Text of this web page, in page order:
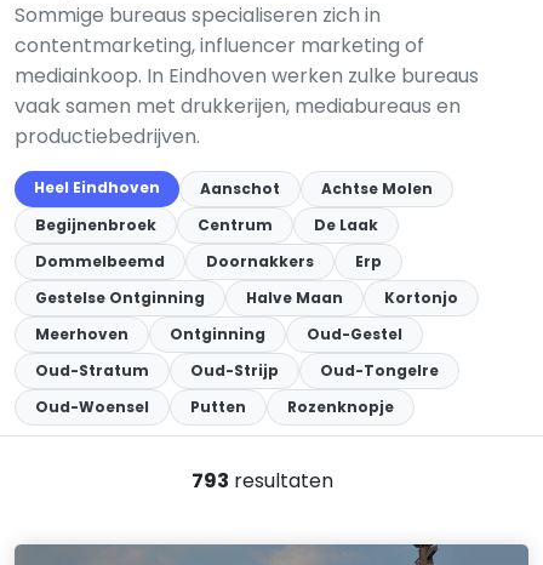
Sommige bureaus specialiseren zich in
contentmarketing, influencer marketing of
mediainkoop. In Eindhoven werken zulke bureaus
vaak samen met drukkerijen, mediabureaus en
productiebedrijven.
Heel Eindhoven Aanschot
Achtse Molen
Begijnenbroek
Centrum
De Laak
Dommelbeemd
Doornakkers
Erp
Gestelse Ontginning
Halve Maan
Kortonjo
Meerhoven
Ontginning
Oud-Gestel
Oud-Stratum
Oud-Strijp
Oud-Tongelre
Oud-Woensel
Putten Rozenknopje
793 resultaten